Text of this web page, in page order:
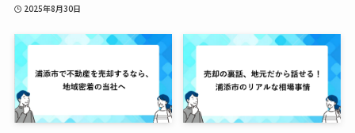
2025年8月30日